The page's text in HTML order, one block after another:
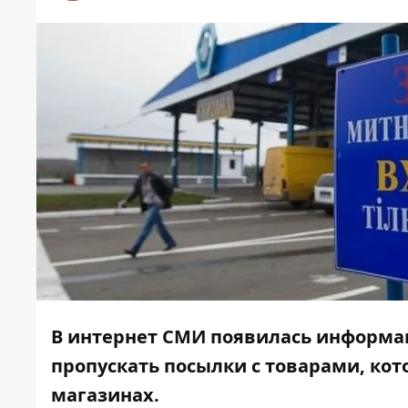
В интернет СМИ появилась
пропускать посылки с товарами,
магазинах.